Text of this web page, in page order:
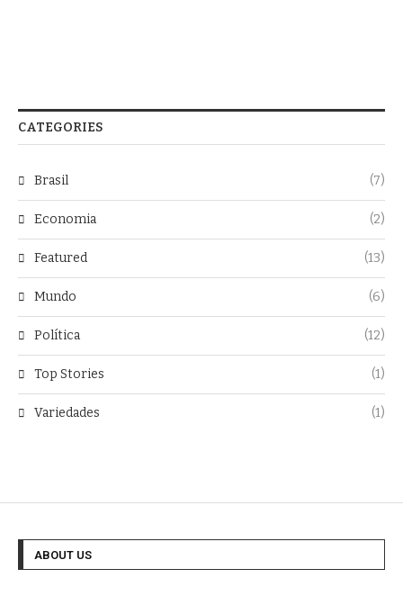
CATEGORIES
Brasil (7)
Economia (2)
Featured (13)
Mundo (6)
Política (12)
Top Stories (1)
Variedades (1)
ABOUT US